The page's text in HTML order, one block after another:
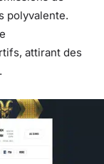
polyvalente.
attirant des